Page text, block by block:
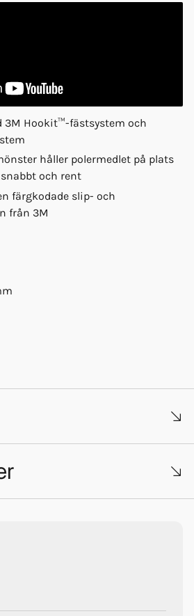
3M Hookit™-fästsystem och
håller polermedlet på plats
och rent
färgkodade slip- och
från 3M